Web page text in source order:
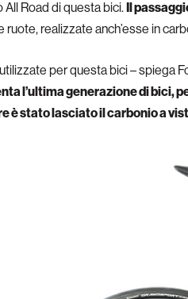
All Road di questa bici.Il
ruote, realizzate anch’esse in
per questa bici – spiega
l’ultima generazione di bici,
è stato lasciato il carbonio a